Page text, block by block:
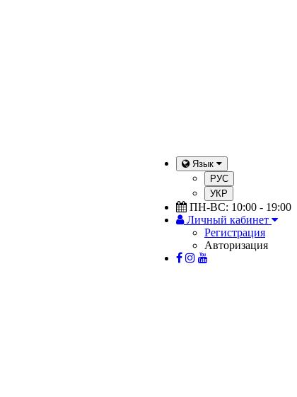
Язык
РУС
УКР
ПН-ВС: 10:00 - 19:00
Личный кабинет
Регистрация
Авторизация